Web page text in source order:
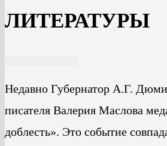
ЛИТЕРАТУРЫ
Недавно Губернатор А.Г.
писателя Валерия Маслова
доблесть». Это событие